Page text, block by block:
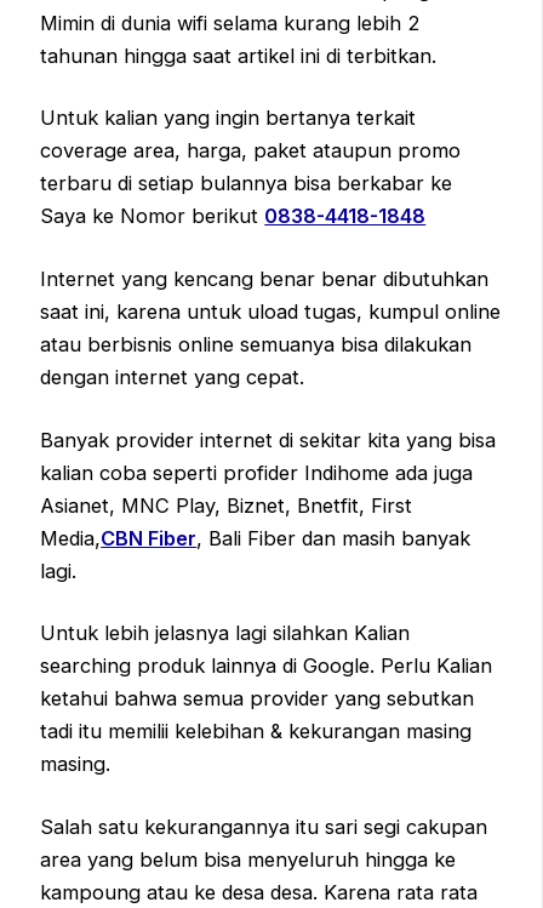
Mimin di dunia wifi selama kurang lebih 2
tahunan hingga saat artikel ini di terbitkan.
Untuk kalian yang ingin bertanya terkait
coverage area, harga, paket ataupun promo
terbaru di setiap bulannya bisa berkabar ke
Saya ke Nomor berikut 0838-4418-1848
Internet yang kencang benar benar dibutuhkan
saat ini, karena untuk uload tugas, kumpul online
atau berbisnis online semuanya bisa dilakukan
dengan internet yang cepat.
Banyak provider internet di sekitar kita yang bisa
kalian coba seperti profider Indihome ada juga
Asianet, MNC Play, Biznet, Bnetfit, First
Media,CBN Fiber, Bali Fiber dan masih banyak
lagi.
Untuk lebih jelasnya lagi silahkan Kalian
searching produk lainnya di Google. Perlu Kalian
ketahui bahwa semua provider yang sebutkan
tadi itu memilii kelebihan & kekurangan masing
masing.
Salah satu kekurangannya itu sari segi cakupan
area yang belum bisa menyeluruh hingga ke
kampoung atau ke desa desa. Karena rata rata